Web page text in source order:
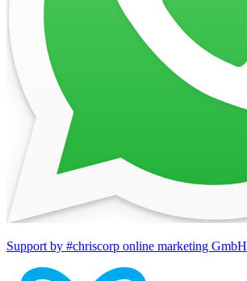
Support by #chriscorp online marketing GmbH